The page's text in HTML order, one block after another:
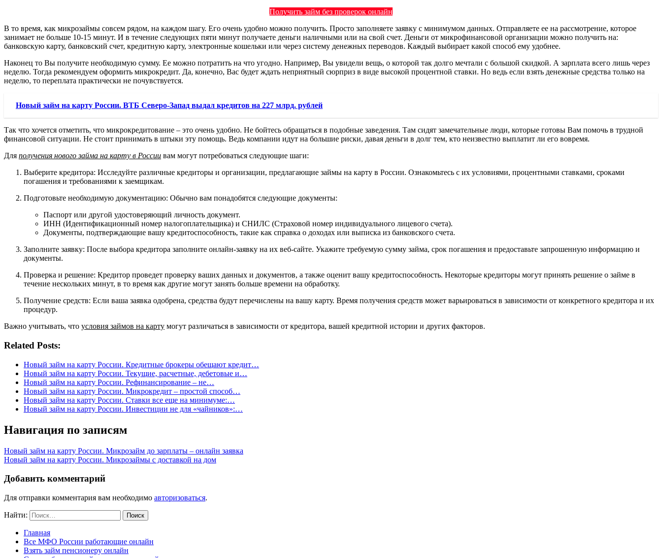
Получить займ без проверок онлайн
В то время, как микрозаймы совсем рядом, на каждом шагу. Его очень удобно можно получить. Просто заполняете заявку с минимумом данных. Отправляете ее на рассмотрение, которое
занимает не больше 10-15 минут. И в течение следующих пяти минут получаете деньги наличными или на свой счет. Деньги от микрофинансовой организации можно получить на:
банковскую карту, банковский счет, кредитную карту, электронные кошельки или через систему денежных переводов. Каждый выбирает какой способ ему удобнее.
Наконец то Вы получите необходимую сумму. Ее можно потратить на что угодно. Например, Вы увидели вещь, о которой так долго мечтали с большой скидкой. А зарплата всего лишь через
неделю. Тогда рекомендуем оформить микрокредит. Да, конечно, Вас будет ждать неприятный сюрприз в виде высокой процентной ставки. Но ведь если взять денежные средства только на
неделю, то переплата практически не почувствуется.
Новый займ на карту России. ВТБ Северо-Запад выдал кредитов на 227 млрд. рублей
Так что хочется отметить, что микрокредитование – это очень удобно. Не бойтесь обращаться в подобные заведения. Там сидят замечательные люди, которые готовы Вам помочь в трудной
финансовой ситуации. Не стоит принимать в штыки эту помощь. Ведь компании идут на большие риски, давая деньги в долг тем, кто неизвестно выплатит ли его вовремя.
Для получения нового займа на карту в России вам могут потребоваться следующие шаги:
Выберите кредитора: Исследуйте различные кредиторы и организации, предлагающие займы на карту в России. Ознакомьтесь с их условиями, процентными ставками, сроками
погашения и требованиями к заемщикам.
Подготовьте необходимую документацию: Обычно вам понадобятся следующие документы:
Паспорт или другой удостоверяющий личность документ.
ИНН (Идентификационный номер налогоплательщика) и СНИЛС (Страховой номер индивидуального лицевого счета).
Документы, подтверждающие вашу кредитоспособность, такие как справка о доходах или выписка из банковского счета.
Заполните заявку: После выбора кредитора заполните онлайн-заявку на их веб-сайте. Укажите требуемую сумму займа, срок погашения и предоставьте запрошенную информацию и
документы.
Проверка и решение: Кредитор проведет проверку ваших данных и документов, а также оценит вашу кредитоспособность. Некоторые кредиторы могут принять решение о займе в
течение нескольких минут, в то время как другие могут занять больше времени на обработку.
Получение средств: Если ваша заявка одобрена, средства будут перечислены на вашу карту. Время получения средств может варьироваться в зависимости от конкретного кредитора и их
процедур.
Важно учитывать, что условия займов на карту могут различаться в зависимости от кредитора, вашей кредитной истории и других факторов.
Related Posts:
Новый займ на карту России. Кредитные брокеры обещают кредит…
Новый займ на карту России. Текущие, расчетные, дебетовые и…
Новый займ на карту России. Рефинансирование – не…
Новый займ на карту России. Микрокредит – простой способ…
Новый займ на карту России. Ставки все еще на минимуме:…
Новый займ на карту России. Инвестиции не для «чайников»:…
Навигация по записям
Новый займ на карту России. Микрозайм до зарплаты – онлайн заявка
Новый займ на карту России. Микрозаймы с доставкой на дом
Добавить комментарий
Для отправки комментария вам необходимо авторизоваться.
Найти:
Главная
Все МФО России работающие онлайн
Взять займ пенсионеру онлайн